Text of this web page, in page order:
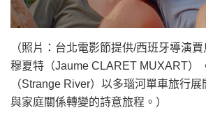
（照片：台北電影節提供/西班牙導演
穆夏特（Jaume CLARET MUXART）
（Strange River）以多瑙河單車旅行
與家庭關係轉變的詩意旅程。）